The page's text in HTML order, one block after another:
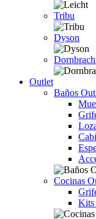
Tribu
Dyson
Outlet
Baños
Cocinas
Kits